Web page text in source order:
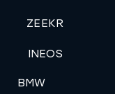
ZEEKR
INEOS
BMW